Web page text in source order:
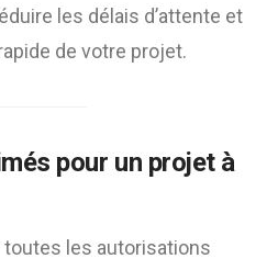
les délais d’attente et
de votre projet.
pour un projet à
les autorisations